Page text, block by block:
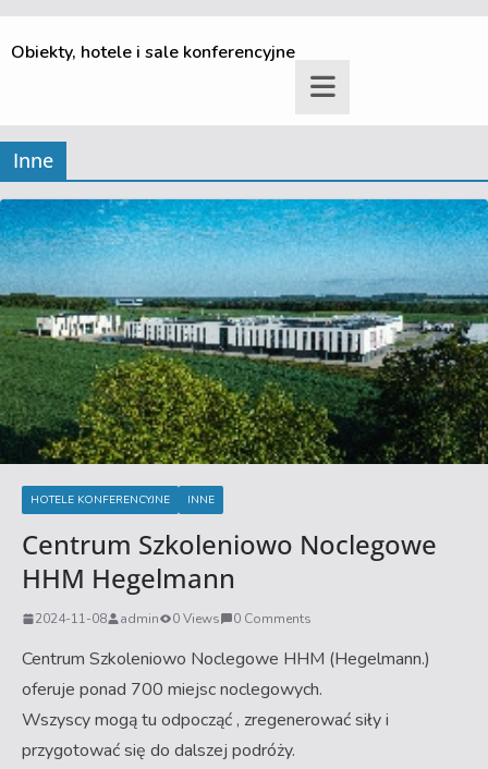
Obiekty, hotele i sale konferencyjne
Inne
HOTELE KONFERENCYJNE INNE
Centrum Szkoleniowo Noclegowe
HHM Hegelmann
2024-11-08 admin 0 Views 0 Comments
Centrum Szkoleniowo Noclegowe HHM (Hegelmann.)
oferuje ponad 700 miejsc noclegowych.
Wszyscy mogą tu odpocząć , zregenerować siły i
przygotować się do dalszej podróży.